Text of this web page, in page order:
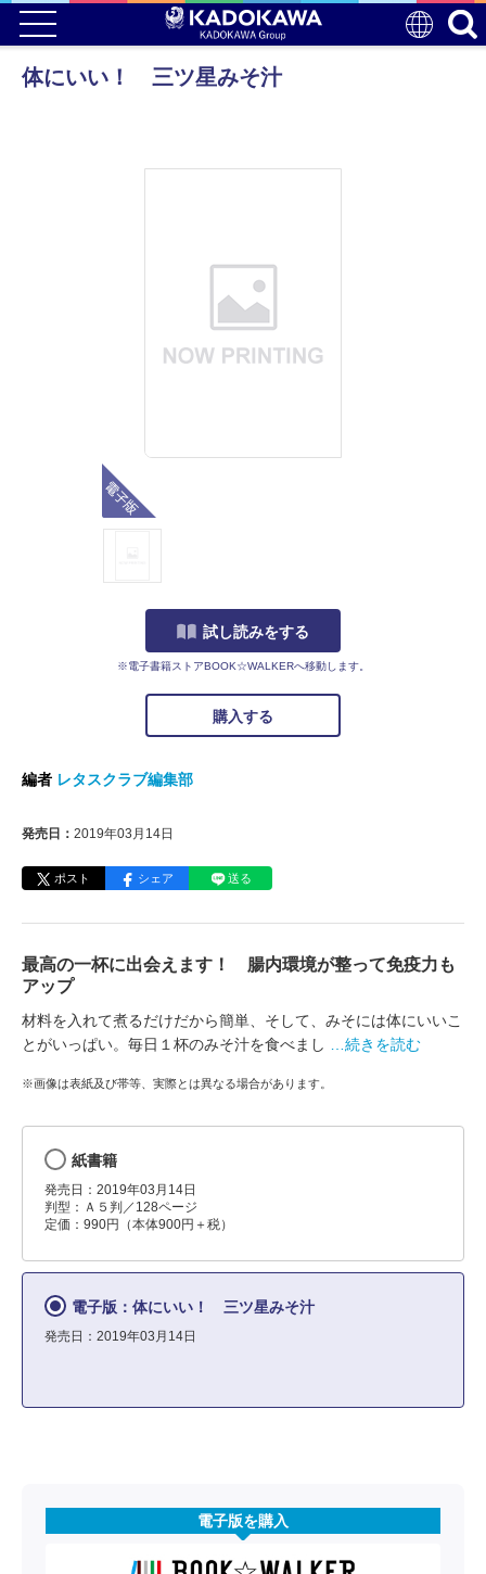
体にいい！ 三ツ星みそ汁
試し読みをする
※電子書籍ストアBOOK☆WALKERへ移動します。
購入する
編者 レタスクラブ編集部
発売日： 2019年03月14日
ポスト シェア 送る
最高の一杯に出会えます！ 腸内環境が整って免疫力も
アップ
材料を入れて煮るだけだから簡単、そして、みそには体にいいこ
とがいっぱい。毎日１杯のみそ汁を食べまし
…続きを読む
※画像は表紙及び帯等、実際とは異なる場合があります。
紙書籍
発売日：2019年03月14日
判型：Ａ５判／128ページ
定価：990円（本体900円＋税）
電子版：体にいい！ 三ツ星みそ汁
発売日：2019年03月14日
電子版を購入